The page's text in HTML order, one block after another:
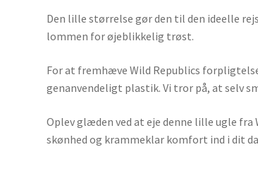
Den lille størrelse gør den til den ideelle
lommen for øjeblikkelig trøst.
For at fremhæve Wild Republics
genanvendeligt plastik. Vi tror på, at selv
Oplev glæden ved at eje denne lille ugle fra
skønhed og krammeklar komfort ind i dit